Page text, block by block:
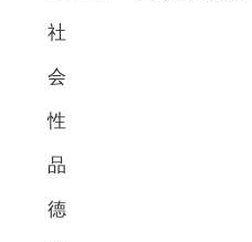
社
会
性
品
德